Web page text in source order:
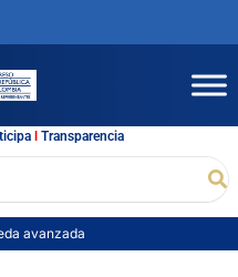
l Transparencia
avanzada